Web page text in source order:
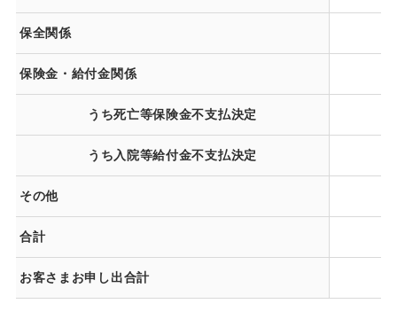
保全関係
保険金・給付金関係
うち死亡等保険金不支払決定
うち入院等給付金不支払決定
その他
合計
お客さまお申し出合計